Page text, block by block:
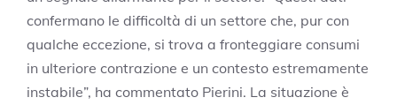
confermano le difficoltà di un settore che, pur con
qualche eccezione, si trova a fronteggiare consumi
in ulteriore contrazione e un contesto estremamente
instabile”, ha commentato Pierini. La situazione è